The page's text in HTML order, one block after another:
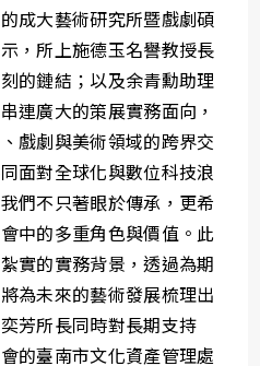
成大藝術研究所暨戲劇碩
，所上施德玉名譽教授長
的鏈結；以及余青勳助理
連廣大的策展實務面向，
戲劇與美術領域的跨界交
面對全球化與數位科技浪
們不只著眼於傳承，更希
中的多重角色與價值。此
實的實務背景，透過為期
為未來的藝術發展梳理出
芳所長同時對長期支持
的臺南市文化資產管理處